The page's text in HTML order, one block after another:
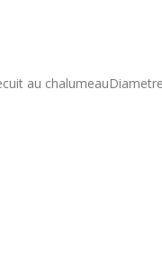
au